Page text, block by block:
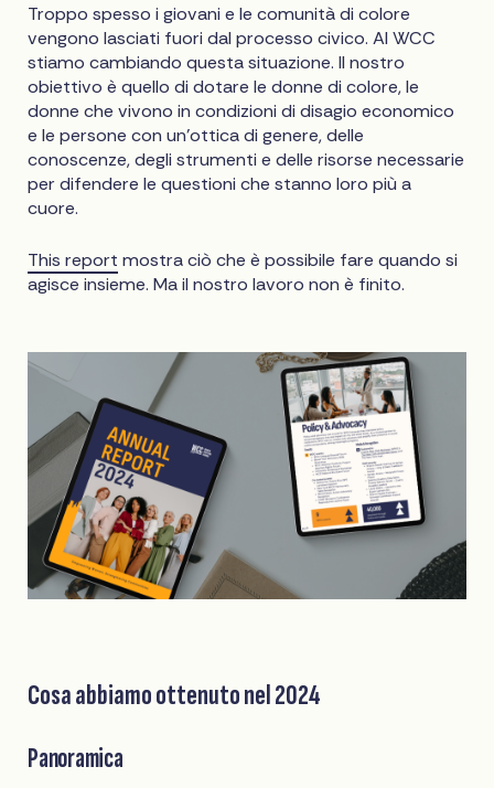
Troppo spesso i giovani e le comunità di colore
vengono lasciati fuori dal processo civico. Al WCC
stiamo cambiando questa situazione. Il nostro
obiettivo è quello di dotare le donne di colore, le
donne che vivono in condizioni di disagio economico
e le persone con un'ottica di genere, delle
conoscenze, degli strumenti e delle risorse necessarie
per difendere le questioni che stanno loro più a
cuore.
This report mostra ciò che è possibile fare quando si
agisce insieme. Ma il nostro lavoro non è finito.
Cosa abbiamo ottenuto nel 2024
Panoramica